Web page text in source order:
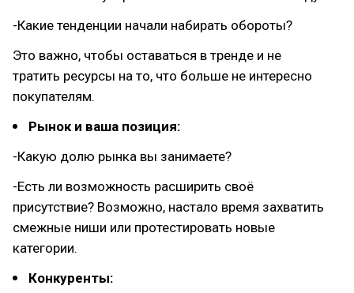
-Какие тенденции начали набирать обороты?
Это важно, чтобы оставаться в тренде и не
тратить ресурсы на то, что больше не интересно
покупателям.
Рынок и ваша позиция:
-Какую долю рынка вы занимаете?
-Есть ли возможность расширить своё
присутствие? Возможно, настало время захватить
смежные ниши или протестировать новые
категории.
Конкуренты: